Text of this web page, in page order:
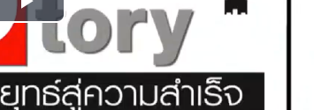
Play
Video